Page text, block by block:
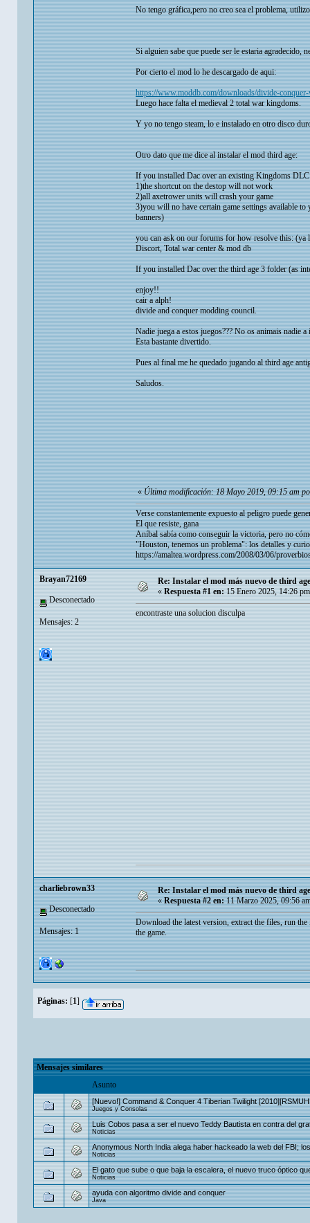
No tengo gráfica,pero no creo sea el problema,
Si alguien sabe que puede ser le estaria agradecido,
Por cierto el mod lo he descargado de aqui:
https://www.moddb.com/downloads/divide-
Luego hace falta el medieval 2 total war kingdoms.
Y yo no tengo steam, lo e instalado en otro disco
Otro dato que me dice al instalar el mod third age:
If you installed Dac over an existing Kingdoms
1)the shortcut on the destop will not work
2)all axetrower units will crash your game
3)you will no have certain game settings available
banners)
you can ask on our forums for how resolve this: (ya
Discort, Total war center & mod db
If you installed Dac over the third age 3 folder (as
enjoy!!
cair a alph!
divide and conquer modding council.
Nadie juega a estos juegos??? No os animais nadie
Esta bastante divertido.
Pues al final me he quedado jugando al third age
Saludos.
«Última modificación: 18 Mayo 2019, 09:15 am
Verse constantemente expuesto al peligro puede
El que resiste, gana
Aníbal sabía como conseguir la victoria, pero no
"Houston, tenemos un problema": los detalles y
https://amaltea.wordpress.com/2008/03/06/
Brayan72169
Desconectado
Mensajes: 2
Re: Instalar el mod más nuevo de third
« Respuesta #1 en: 15 Enero 2025, 14:26
encontraste una solucion disculpa
charliebrown33
Desconectado
Mensajes: 1
Re: Instalar el mod más nuevo de third
«Respuesta #2 en:11 Marzo 2025, 09:56
Download the latest version, extract the files, run
the game.
Páginas: [1]
Mensajes similares
Asunto
[Nuevo!] Command & Conquer 4 Tiberian Twilight
Juegos y Consolas
Luis Cobos pasa a ser el nuevo Teddy Bautista en contra del
Noticias
Anonymous North India alega haber hackeado la web del FBI;
Noticias
El gato que sube o que baja la escalera, el nuevo truco óptico
Noticias
ayuda con algoritmo divide and conquer
Java